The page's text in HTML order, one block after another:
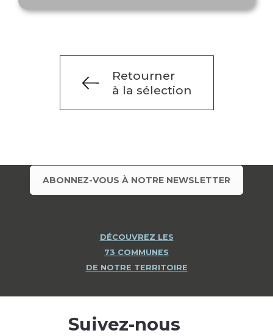
Retourner
à la sélection
ABONNEZ-VOUS À NOTRE NEWSLETTER
DÉCOUVREZ LES
73 COMMUNES
DE NOTRE TERRITOIRE
Suivez-nous